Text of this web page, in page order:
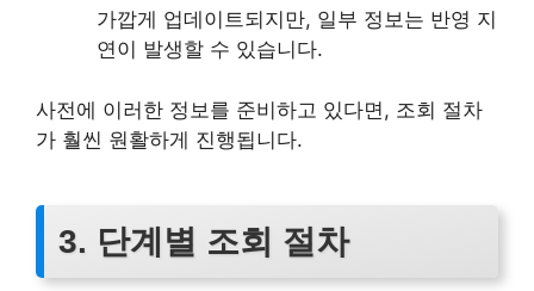
가깝게 업데이트되지만, 일부 정보는 반영 지
연이 발생할 수 있습니다.
사전에 이러한 정보를 준비하고 있다면, 조회 절차
가 훨씬 원활하게 진행됩니다.
3. 단계별 조회 절차